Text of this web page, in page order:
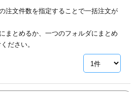
注文件数を指定することで一括注文が
まとめるか、一つのフォルダにまとめ
ださい。